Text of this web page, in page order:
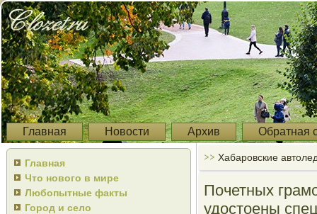
Главная Новости Архив Обратная
Главная
Что нового в мире
Любопытные факты
Город и село
>> Хабаровские
Почетных
удостоены